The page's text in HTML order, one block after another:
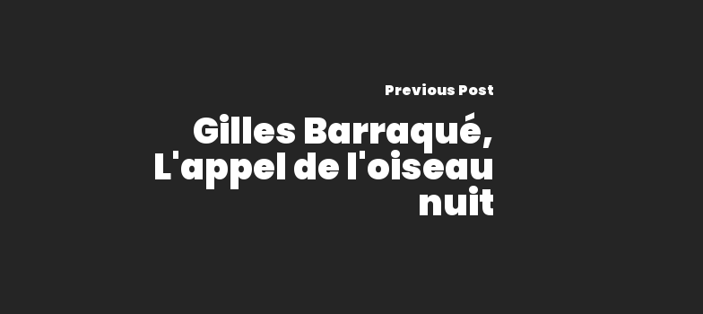
Previous Post
Gilles Barraqué,
L'appel de l'oiseau
nuit